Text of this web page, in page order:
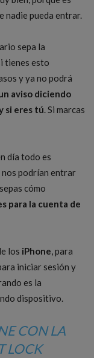
nadie pueda entrar.
sepa la
tienes esto
y ya no podrá
aviso diciendo
si eres tú. Si marcas
día todo es
podrían entrar
cómo
para la cuenta de
los iPhone, para
iniciar sesión y
es la
dispositivo.
CON LA
LOCK